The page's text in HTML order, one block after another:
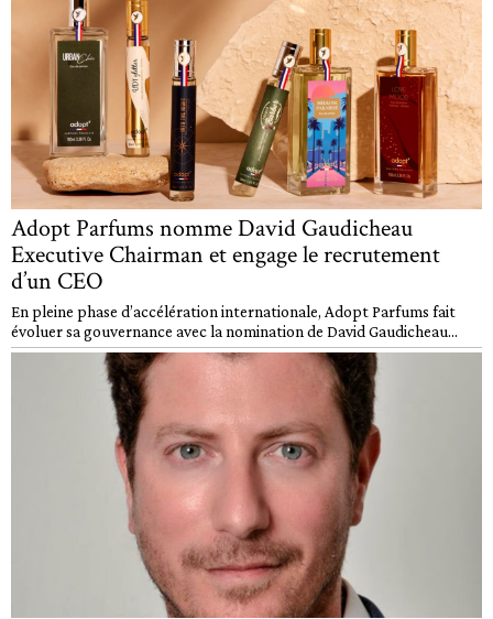
Adopt Parfums nomme David Gaudicheau
Executive Chairman et engage le recrutement
d’un CEO
En pleine phase d’accélération internationale, Adopt Parfums fait
évoluer sa gouvernance avec la nomination de David Gaudicheau...